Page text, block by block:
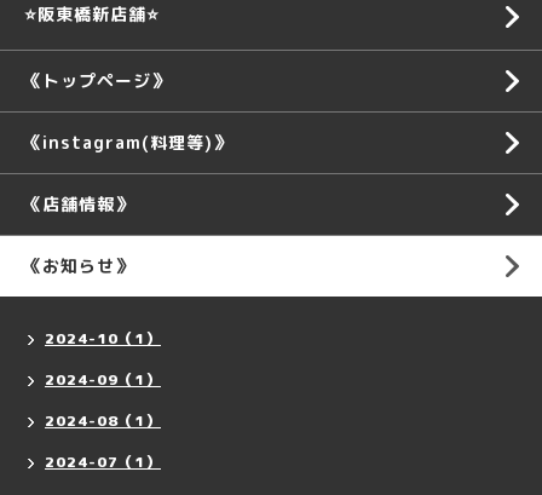
⭐️阪東橋新店舗⭐️
《トップページ》
《instagram(料理等)》
《店舗情報》
《お知らせ》
2024-10（1）
2024-09（1）
2024-08（1）
2024-07（1）